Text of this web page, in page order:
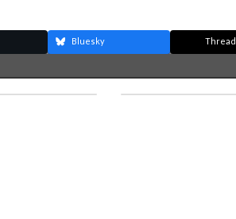
Bluesky
ワンインチ、大木ヘルスケアホールディングスと資本業務提携 日用品化粧品新聞